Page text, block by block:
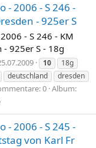
- 2006 - S 246 -
- 925er S
- S 246 - KM
- 925er S - 18g
10
18g
deutschland
dresden
0 Album:
- 2006 - S 245 -
von Karl Fr